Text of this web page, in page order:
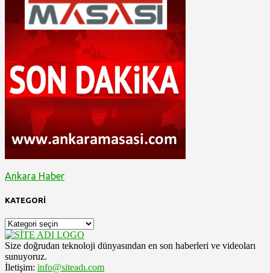
Ankara Haber
KATEGORİ
KATEGORİ
Size doğrudan teknoloji dünyasından en son haberleri ve videoları
sunuyoruz.
İletişim: info@siteadı.com